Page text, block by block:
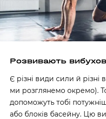
Розвивають
Є різні види сили й
ми розглянемо окремо).
допоможуть тобі
або блоків басейну. Цю